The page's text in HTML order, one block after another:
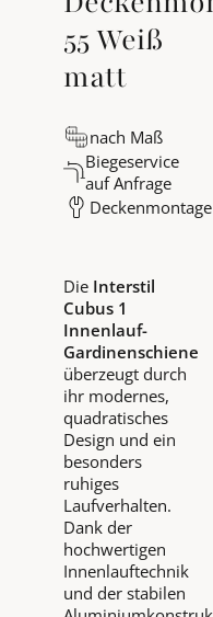
55 Weiß
matt
nach Maß
Biegeservice
auf Anfrage
Deckenmontage
Die Interstil
Cubus 1
Innenlauf-
Gardinenschiene
überzeugt durch
ihr modernes,
quadratisches
Design und ein
besonders
ruhiges
Laufverhalten.
Dank der
hochwertigen
Innenlauftechnik
und der stabilen